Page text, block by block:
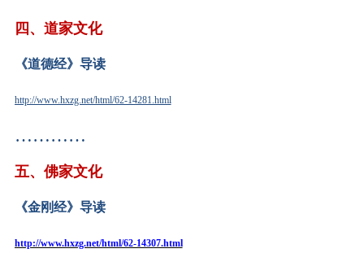
四、道家文化
《道德经》导读
http://www.hxzg.net/html/62-14281.html
…………
五、佛家文化
《金刚经》导读
http://www.hxzg.net/html/62-14307.html